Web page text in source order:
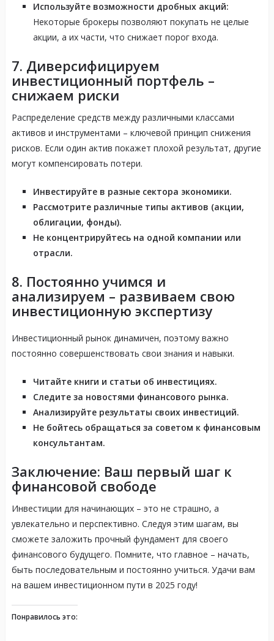
Используйте возможности дробных акций:
Некоторые брокеры позволяют покупать не целые
акции, а их части, что снижает порог входа.
7. Диверсифицируем
инвестиционный портфель –
снижаем риски
Распределение средств между различными классами
активов и инструментами – ключевой принцип снижения
рисков. Если один актив покажет плохой результат, другие
могут компенсировать потери.
Инвестируйте в разные сектора экономики.
Рассмотрите различные типы активов (акции,
облигации, фонды).
Не концентрируйтесь на одной компании или
отрасли.
8. Постоянно учимся и
анализируем – развиваем свою
инвестиционную экспертизу
Инвестиционный рынок динамичен, поэтому важно
постоянно совершенствовать свои знания и навыки.
Читайте книги и статьи об инвестициях.
Следите за новостями финансового рынка.
Анализируйте результаты своих инвестиций.
Не бойтесь обращаться за советом к финансовым
консультантам.
Заключение: Ваш первый шаг к
финансовой свободе
Инвестиции для начинающих – это не страшно, а
увлекательно и перспективно. Следуя этим шагам, вы
сможете заложить прочный фундамент для своего
финансового будущего. Помните, что главное – начать,
быть последовательным и постоянно учиться. Удачи вам
на вашем инвестиционном пути в 2025 году!
Понравилось это: